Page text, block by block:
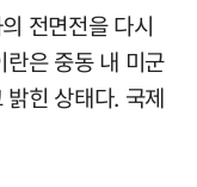
전면전을 다시
은 중동 내 미군
힌 상태다. 국제